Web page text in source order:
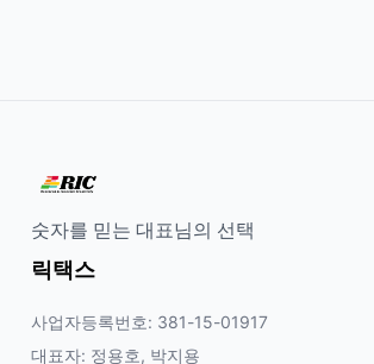
숫자를 믿는 대표님의 선택
릭택스
사업자등록번호: 381-15-01917
대표자: 정용호, 박지용